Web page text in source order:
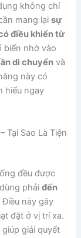
không chỉ
mang lạisự
điều khiển từ
biến nhờ vào
di chuyển và
này có
hiểu ngay
Tại Sao Là Tiện
đều được
phảiđến
Điều này gây
đặt ở vị trí xa.
giúp giải quyết